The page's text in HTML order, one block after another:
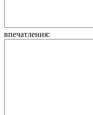
впечатления: